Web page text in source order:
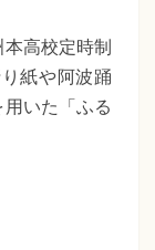
高校定時制
紙や阿波踊
いた「ふる